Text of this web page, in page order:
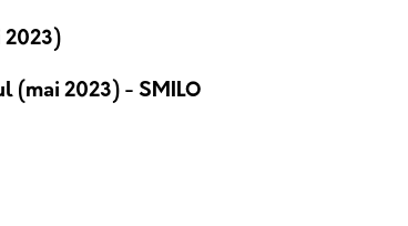
2023)
(mai 2023) - SMILO